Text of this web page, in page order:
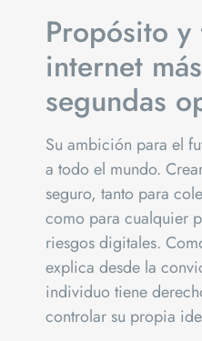
Propósito
internet
segundas
Su ambición para el
a todo el mundo.
seguro, tanto para
como para cualquier
riesgos digitales.
explica desde la
individuo tiene
controlar su propia